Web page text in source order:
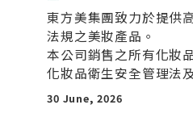
東方美集團致力於提供
法規之美妝產品。
本公司銷售之所有化妝
化妝品衛生安全管理法
30 June, 2026